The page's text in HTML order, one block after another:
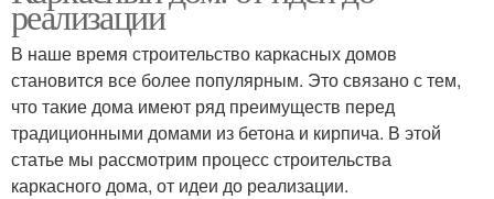
реализации
В наше время строительство каркасных домов
становится все более популярным. Это связано с тем,
что такие дома имеют ряд преимуществ перед
традиционными домами из бетона и кирпича. В этой
статье мы рассмотрим процесс строительства
каркасного дома, от идеи до реализации.